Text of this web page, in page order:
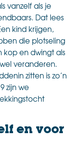
vanzelf als je
Dat lees
kind krijgen,
die plotseling
kop en dwingt als
veranderen.
zitten is zo’n
zijn we
en voor